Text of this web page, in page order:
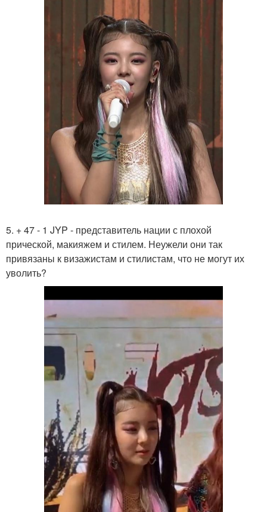
5. + 47 - 1 JYP - представитель нации с плохой
прической, макияжем и стилем. Неужели они так
привязаны к визажистам и стилистам, что не могут их
уволить?